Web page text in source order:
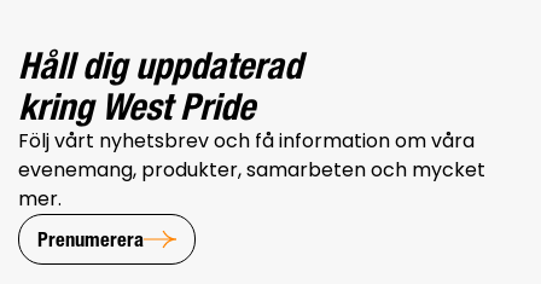
Håll dig uppdaterad
kring West Pride
Följ vårt nyhetsbrev och få information om våra
evenemang, produkter, samarbeten och mycket
mer.
Prenumerera